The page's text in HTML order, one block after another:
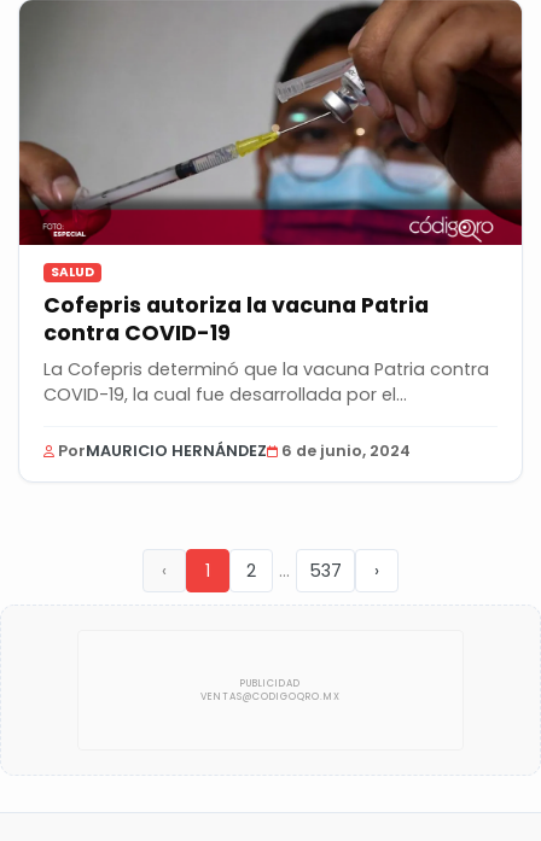
SALUD
Cofepris autoriza la vacuna Patria
contra COVID-19
La Cofepris determinó que la vacuna Patria contra
COVID-19, la cual fue desarrollada por el...
PorMAURICIO HERNÁNDEZ 6 de junio, 2024
‹ 1 2 ... 537 ›